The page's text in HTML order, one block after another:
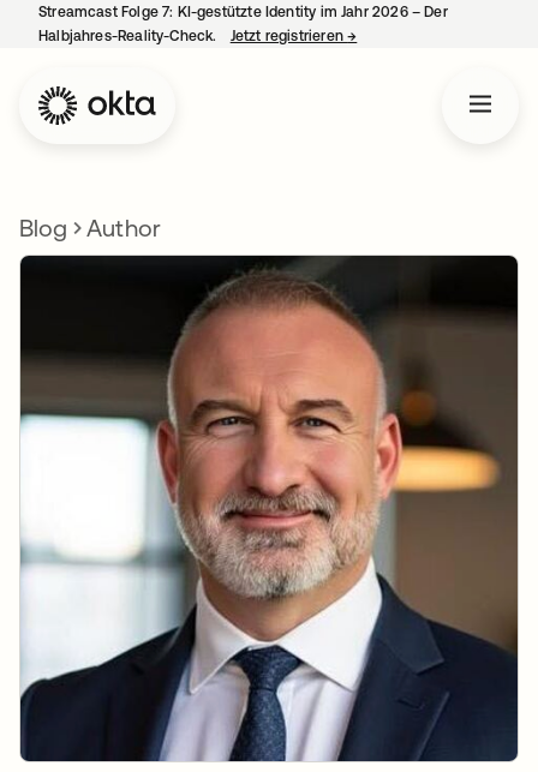
Streamcast Folge 7: KI-gestützte Identity im Jahr 2026 – Der
Halbjahres-Reality-Check.
Jetzt registrieren→
Blog Author